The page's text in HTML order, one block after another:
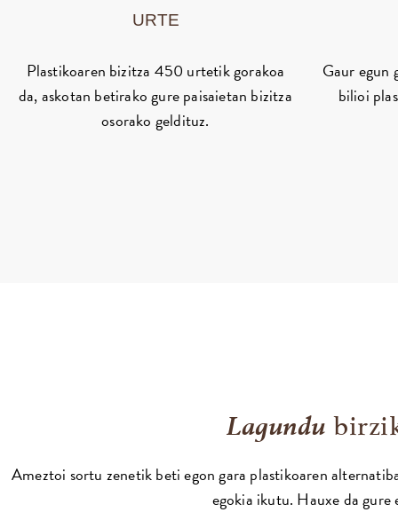
URTE
Plastikoaren bizitza 450 urtetik gorakoa
da, askotan betirako gure paisaietan bizitza
osorako geldituz.
Gaur egun
bilioi
Lagundu
Ameztoi sortu zenetik beti egon gara plastikoaren
egokia ikutu. Hauxe da gure